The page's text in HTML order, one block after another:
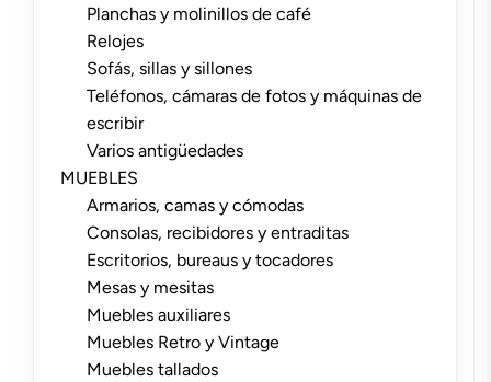
Planchas y molinillos de café
Relojes
Sofás, sillas y sillones
Teléfonos, cámaras de fotos y máquinas de
escribir
Varios antigüedades
MUEBLES
Armarios, camas y cómodas
Consolas, recibidores y entraditas
Escritorios, bureaus y tocadores
Mesas y mesitas
Muebles auxiliares
Muebles Retro y Vintage
Muebles tallados